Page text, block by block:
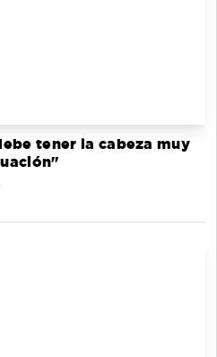
tener la cabeza muy